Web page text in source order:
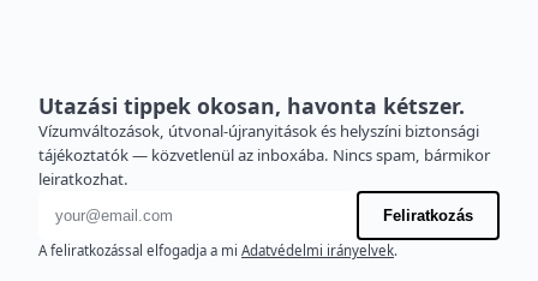
Utazási tippek okosan, havonta kétszer.
Vízumváltozások, útvonal-újranyitások és helyszíni biztonsági
tájékoztatók — közvetlenül az inboxába. Nincs spam, bármikor
leiratkozhat.
E-mail cím
Feliratkozás
A feliratkozással elfogadja a mi Adatvédelmi irányelvek.